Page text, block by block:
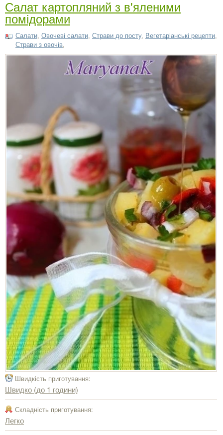
Салат картопляний з в'яленими
помідорами
Салати, Овочеві салати, Страви до посту, Вегетаріанські рецепти,
Страви з овочів,
Швидкість приготування:
Швидко (до 1 години)
Складність приготування:
Легко